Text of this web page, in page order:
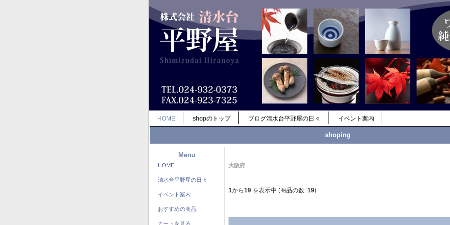
HOME shopのトップ ブログ清水台平野屋の日々 イベント案内
shoping
Menu
HOME
清水台平野屋の日々
イベント案内
おすすめの商品
カートを見る
大阪府
1から19 を表示中 (商品の数: 19)